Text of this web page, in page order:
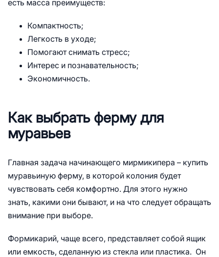
есть масса преимуществ:
Компактность;
Легкость в уходе;
Помогают снимать стресс;
Интерес и познавательность;
Экономичность.
Как выбрать ферму для
муравьев
Главная задача начинающего мирмикипера – купить
муравьиную ферму, в которой колония будет
чувствовать себя комфортно. Для этого нужно
знать, какими они бывают, и на что следует обращать
внимание при выборе.
Формикарий, чаще всего, представляет собой ящик
или емкость, сделанную из стекла или пластика. Он